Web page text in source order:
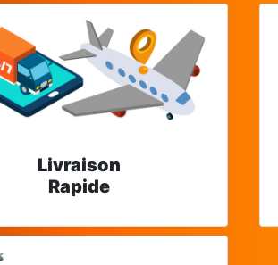
Livraison
Rapide